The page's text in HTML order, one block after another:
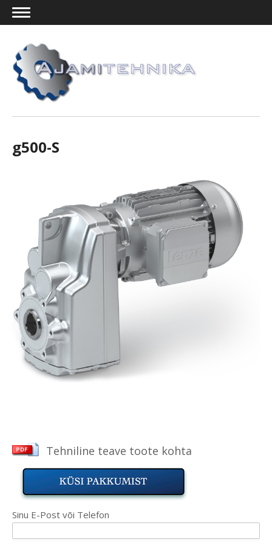
g500-S
Tehniline teave toote kohta
Sinu E-Post või Telefon